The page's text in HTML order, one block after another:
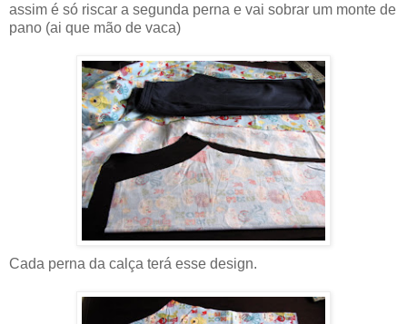
assim é só riscar a segunda perna e vai sobrar um monte de
pano (ai que mão de vaca)
Cada perna da calça terá esse design.